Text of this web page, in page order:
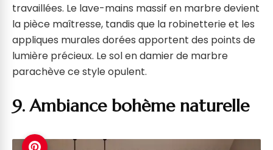
travaillées. Le lave-mains massif en marbre devient
la pièce maîtresse, tandis que la robinetterie et les
appliques murales dorées apportent des points de
lumière précieux. Le sol en damier de marbre
parachève ce style opulent.
9. Ambiance bohème naturelle